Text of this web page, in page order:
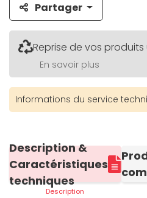
Partager
Reprise de vos
En savoir plus
Informations du service
Description &
Caractéristiques
techniques
Description